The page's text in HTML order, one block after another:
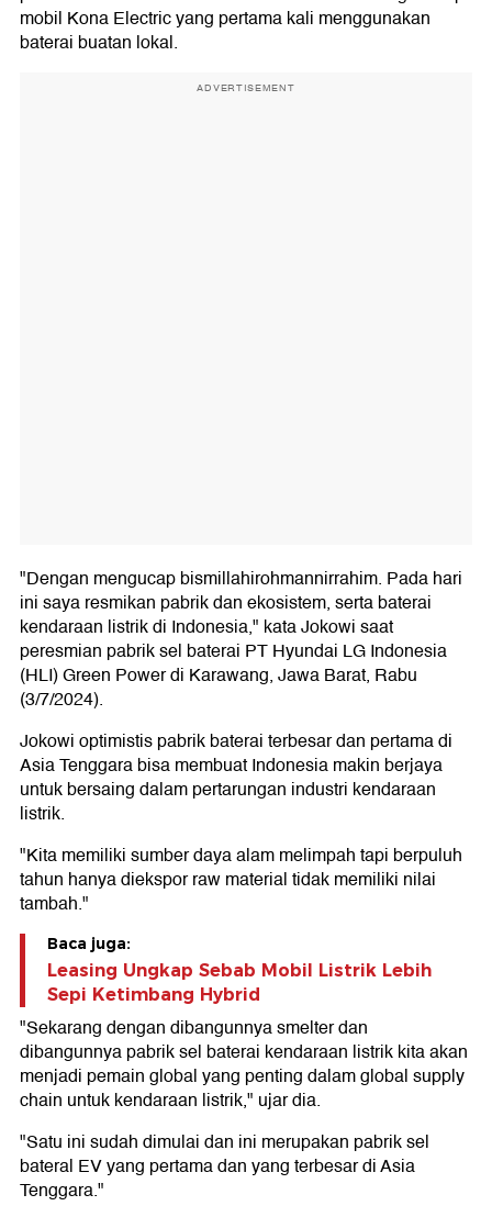
mobil Kona Electric yang pertama kali menggunakan
baterai buatan lokal.
ADVERTISEMENT
"Dengan mengucap bismillahirohmannirrahim. Pada hari
ini saya resmikan pabrik dan ekosistem, serta baterai
kendaraan listrik di Indonesia," kata Jokowi saat
peresmian pabrik sel baterai PT Hyundai LG Indonesia
(HLI) Green Power di Karawang, Jawa Barat, Rabu
(3/7/2024).
Jokowi optimistis pabrik baterai terbesar dan pertama di
Asia Tenggara bisa membuat Indonesia makin berjaya
untuk bersaing dalam pertarungan industri kendaraan
listrik.
"Kita memiliki sumber daya alam melimpah tapi berpuluh
tahun hanya diekspor raw material tidak memiliki nilai
tambah."
Baca juga:
Leasing Ungkap Sebab Mobil Listrik Lebih
Sepi Ketimbang Hybrid
"Sekarang dengan dibangunnya smelter dan
dibangunnya pabrik sel baterai kendaraan listrik kita akan
menjadi pemain global yang penting dalam global supply
chain untuk kendaraan listrik," ujar dia.
"Satu ini sudah dimulai dan ini merupakan pabrik sel
bateral EV yang pertama dan yang terbesar di Asia
Tenggara."